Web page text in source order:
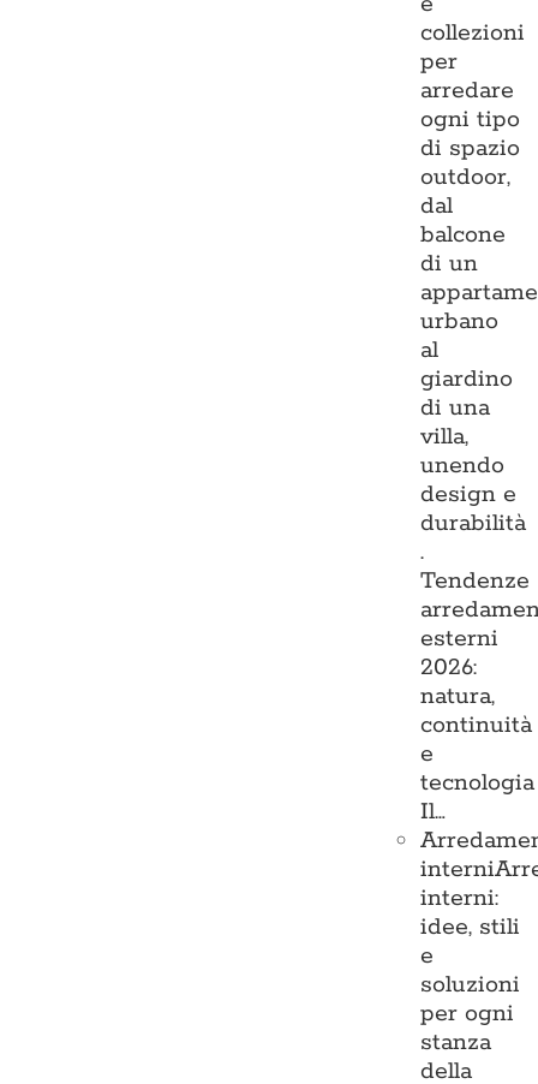
collezioni
per
arredare
ogni tipo
di spazio
outdoor,
dal
balcone
di un
urbano
al
giardino
di una
villa,
unendo
design e
durabilità
.
Tendenze
esterni
2026:
natura,
continuità
e
tecnologia
Il…
interni
interni:
idee, stili
e
soluzioni
per ogni
stanza
della